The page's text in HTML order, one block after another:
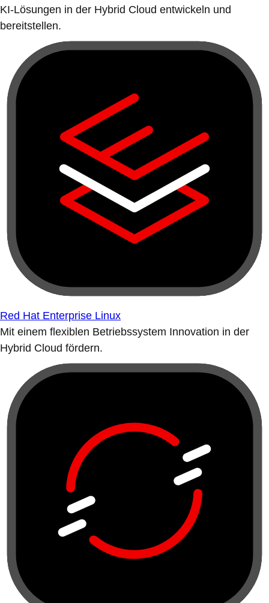
KI-Lösungen in der Hybrid Cloud entwickeln und
bereitstellen.
Red Hat Enterprise Linux
Mit einem flexiblen Betriebssystem Innovation in der
Hybrid Cloud fördern.